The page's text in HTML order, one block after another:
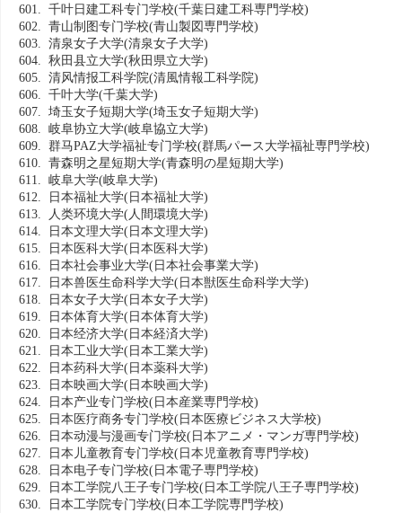
601. 千叶日建工科专门学校(千葉日建工科専門学校)
602. 青山制图专门学校(青山製図専門学校)
603. 清泉女子大学(清泉女子大学)
604. 秋田县立大学(秋田県立大学)
605. 清风情报工科学院(清風情報工科学院)
606. 千叶大学(千葉大学)
607. 埼玉女子短期大学(埼玉女子短期大学)
608. 岐阜协立大学(岐阜協立大学)
609. 群马PAZ大学福祉专门学校(群馬パース大学福祉専門学校)
610. 青森明之星短期大学(青森明の星短期大学)
611. 岐阜大学(岐阜大学)
612. 日本福祉大学(日本福祉大学)
613. 人类环境大学(人間環境大学)
614. 日本文理大学(日本文理大学)
615. 日本医科大学(日本医科大学)
616. 日本社会事业大学(日本社会事業大学)
617. 日本兽医生命科学大学(日本獣医生命科学大学)
618. 日本女子大学(日本女子大学)
619. 日本体育大学(日本体育大学)
620. 日本经济大学(日本経済大学)
621. 日本工业大学(日本工業大学)
622. 日本药科大学(日本薬科大学)
623. 日本映画大学(日本映画大学)
624. 日本产业专门学校(日本産業専門学校)
625. 日本医疗商务专门学校(日本医療ビジネス大学校)
626. 日本动漫与漫画专门学校(日本アニメ・マンガ専門学校)
627. 日本儿童教育专门学校(日本児童教育専門学校)
628. 日本电子专门学校(日本電子専門学校)
629. 日本工学院八王子专门学校(日本工学院八王子専門学校)
630. 日本工学院专门学校(日本工学院専門学校)